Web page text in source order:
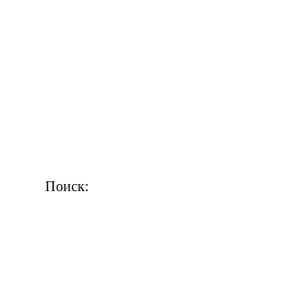
Поиск: